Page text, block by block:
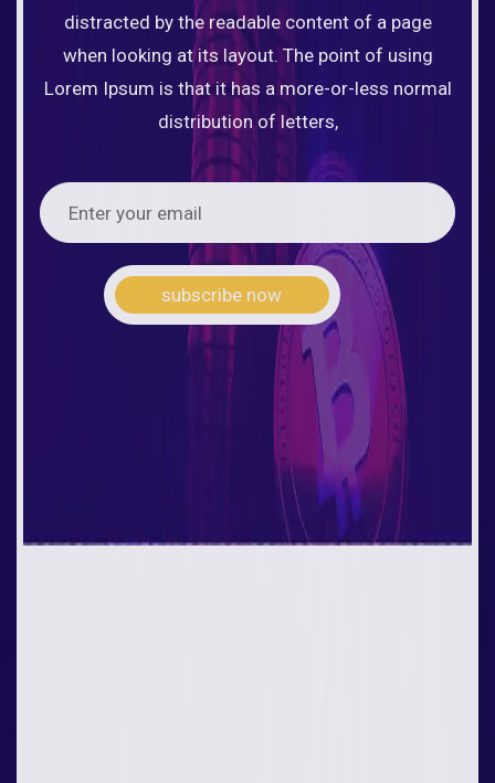
distracted by the readable content of a page
when looking at its layout. The point of using
Lorem Ipsum is that it has a more-or-less normal
distribution of letters,
subscribe now